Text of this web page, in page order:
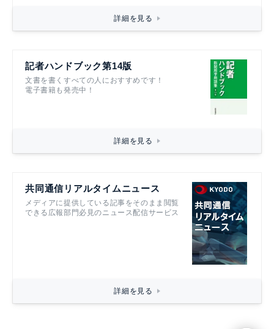
詳細を見る
記者ハンドブック第14版
文書を書くすべての人におすすめです！
電子書籍も発売中！
詳細を見る
共同通信リアルタイムニュース
メディアに提供している記事をそのまま閲覧
できる広報部門必見のニュース配信サービス
詳細を見る